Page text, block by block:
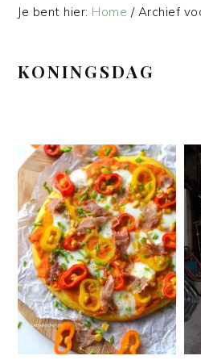
Je bent hier: Home /Archief
KONINGSDAG